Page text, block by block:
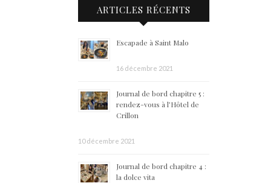
ARTICLES RÉCENTS
Escapade à Saint Malo
16 décembre 2021
Journal de bord chapitre 5 :
rendez-vous à l’Hôtel de
Crillon
10 décembre 2021
Journal de bord chapitre 4 :
la dolce vita